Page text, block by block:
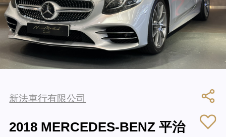
新法車行有限公司
2018 MERCEDES-BENZ 平治